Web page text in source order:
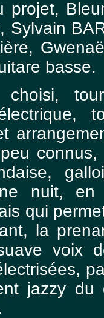
projet,
Sylvain
basse.
choisi,
nuit,
qui
la
voix
jazzy du